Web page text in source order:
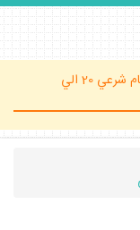
(ساعت پاسخگوي احكام شرعي 20 الي